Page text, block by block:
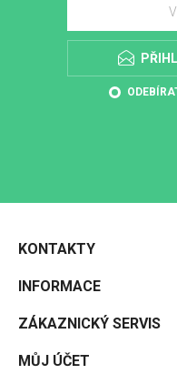
KONTAKTY
INFORMACE
ZÁKAZNICKÝ SERVIS
MŮJ ÚČET